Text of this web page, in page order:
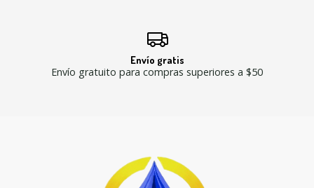
Envío gratis
Envío gratuito para compras superiores a $50